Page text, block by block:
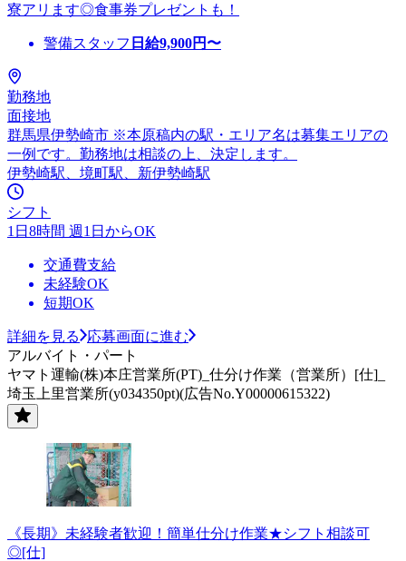
寮アリます◎食事券プレゼントも！
警備スタッフ 日給9,900円〜
勤務地
面接地
群馬県伊勢崎市 ※本原稿内の駅・エリア名は募集エリアの
一例です。勤務地は相談の上、決定します。
伊勢崎駅、境町駅、新伊勢崎駅
シフト
1日8時間 週1日からOK
交通費支給
未経験OK
短期OK
詳細を見る
応募画面に進む
アルバイト・パート
ヤマト運輸(株)本庄営業所(PT)_仕分け作業（営業所）[仕]_
埼玉上里営業所(y034350pt)(広告No.Y00000615322)
《長期》未経験者歓迎！簡単仕分け作業★シフト相談可
◎[仕]